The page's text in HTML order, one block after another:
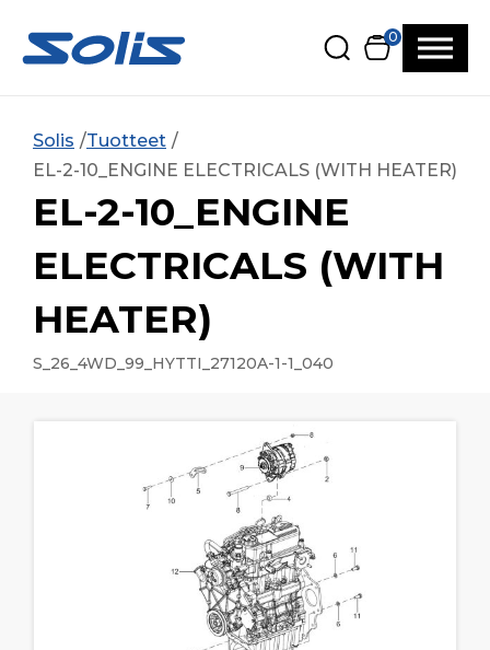
0
Solis
Tuotteet
EL-2-10_ENGINE ELECTRICALS (WITH HEATER)
EL-2-10_ENGINE
ELECTRICALS (WITH
HEATER)
S_26_4WD_99_HYTTI_27120A-1-1_040